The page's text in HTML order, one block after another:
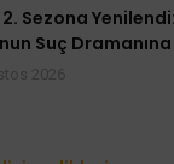
Sezona
Suç